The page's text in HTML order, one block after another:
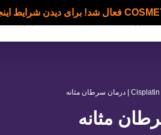
بلاگ اساتید درباره ما